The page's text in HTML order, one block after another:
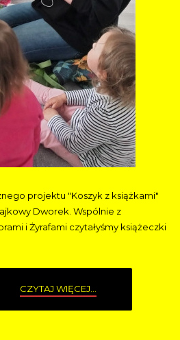
projektu "Koszyk z książkami"
Dworek. Wspólnie z
i Żyrafami czytałyśmy książeczki
CZYTAJ WIĘCEJ...